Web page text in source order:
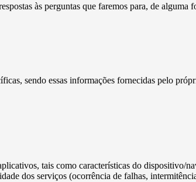
às perguntas que faremos para, de
sendo essas informações fornecidas pelo
tais como características do dispositivo/
dos serviços (ocorrência de falhas,